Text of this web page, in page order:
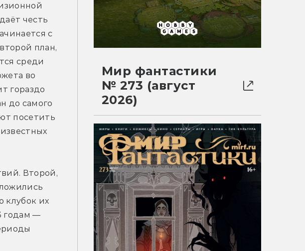
честь
с
план,
среди
во
гораздо
до самого
посетить
Второй,
клубок их
годам —
Мир фантастики
№ 273 (август
2026)